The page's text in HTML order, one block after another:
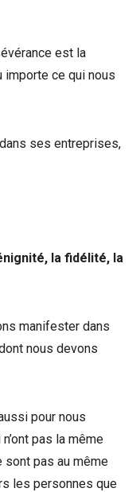
est la
importe ce qui nous
ses entreprises,
la fidélité, la
manifester dans
nous devons
pour nous
pas la même
sont pas au même
les personnes que